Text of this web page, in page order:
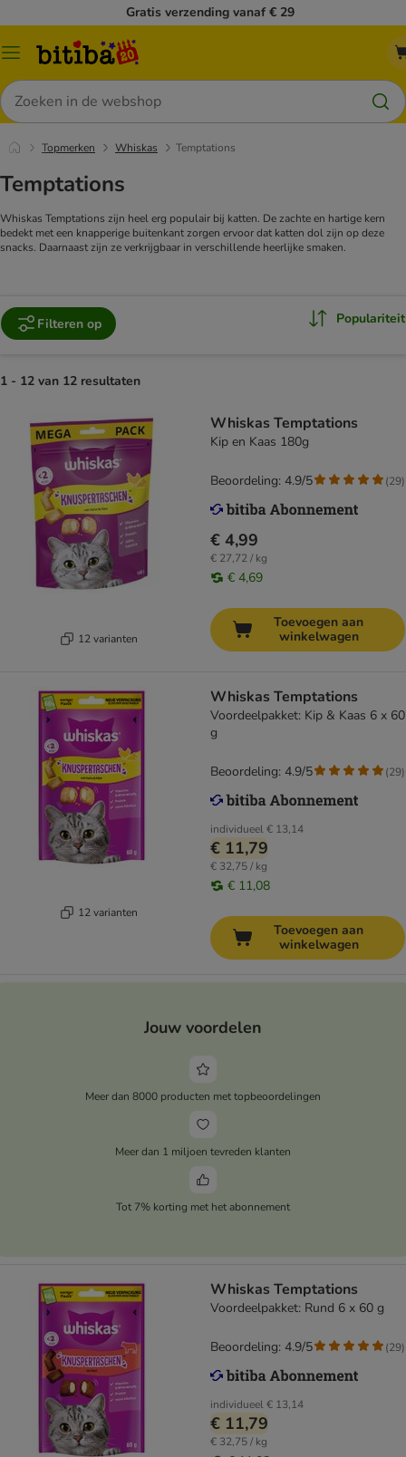
Gratis verzending vanaf € 29
Catalogusmenu
Zoeken
Topmerken Whiskas Temptations
Temptations
Whiskas Temptations zijn heel erg populair bij katten. De zachte en hartige kern
bedekt met een knapperige buitenkant zorgen ervoor dat katten dol zijn op deze
snacks. Daarnaast zijn ze verkrijgbaar in verschillende heerlijke smaken.
Filteren op Populariteit
1 - 12 van 12 resultaten
12 varianten
Whiskas Temptations
Kip en Kaas 180g
€ 4,99
€ 27,72 / kg
€ 4,69
Beoordeling: 4.9/5 (29)
Toevoegen aan
winkelwagen
12 varianten
Whiskas Temptations
Voordeelpakket: Kip & Kaas 6 x 60
g
individueel€ 13,14
€ 11,79
€ 32,75 / kg
€ 11,08
Beoordeling: 4.9/5 (29)
Toevoegen aan
winkelwagen
Jouw voordelen
Meer dan 8000 producten met topbeoordelingen
Meer dan 1 miljoen tevreden klanten
Tot 7% korting met het abonnement
Whiskas Temptations
Voordeelpakket: Rund 6 x 60 g
individueel€ 13,14
€ 11,79
€ 32,75 / kg
Beoordeling: 4.9/5 (29)